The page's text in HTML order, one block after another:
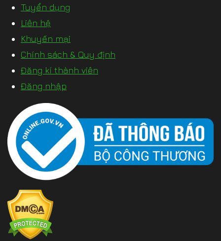
Tuyển dụng
Liên hệ
Khuyến mại
Chính sách & Quy định
Đăng kí thành viên
Đăng nhập